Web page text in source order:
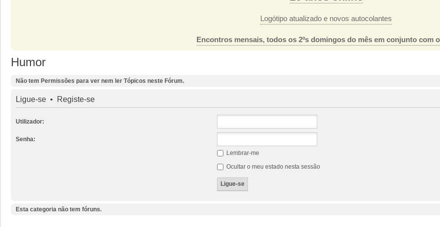
Logótipo atualizado e novos autocolantes
Encontros mensais, todos os 2ºs domingos do mês em conjunto com
Humor
Não tem Permissões para ver nem ler Tópicos neste Fórum.
Ligue-se • Registe-se
Utilizador:
Senha:
Lembrar-me
Ocultar o meu estado nesta sessão
Esta categoria não tem fóruns.